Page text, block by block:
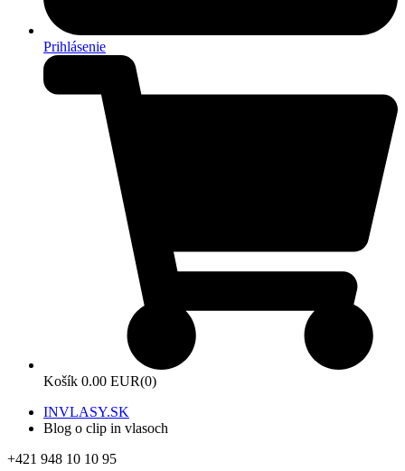
Prihlásenie
Košík 0.00 EUR(0)
INVLASY.SK
Blog o clip in vlasoch
+421 948 10 10 95